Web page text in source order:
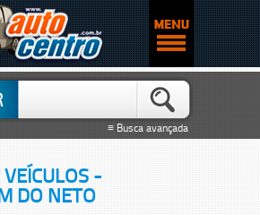
≡ Busca avançada
-
DO NETO